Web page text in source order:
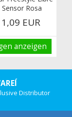
Sensor Rosa
EUR
anzeigen
Distributor